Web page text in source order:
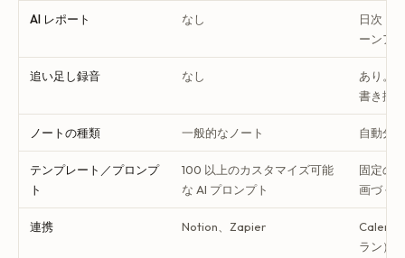
AI レポート なし
日次・
ーンア
追い足し録音 なし
あり。
書き換え
ノートの種類 一般的なノート 自動分
テンプレート／プロンプ
ト
100 以上のカスタマイズ可能
な AI プロンプト
固定の
画づく
連携 Notion、Zapier
ラン）·